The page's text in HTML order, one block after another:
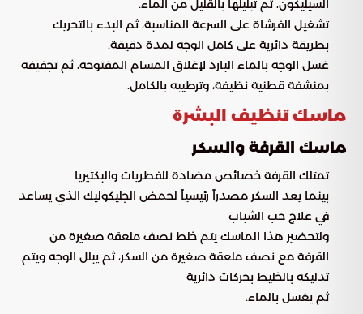
السيليكون، ثم تبليلها بالقليل من الماء.
تشغيل الفرشاة على السرعة المناسبة، ثم البدء بالتحريك
بطريقة دائرية على كامل الوجه لمدة دقيقة.
غسل الوجه بالماء البارد لإغلاق المسام المفتوحة، ثم تجفيفه
بمنشفة قطنية نظيفة، وترطيبه بالكامل.
ماسك تنظيف البشرة
ماسك القرفة والسكر
تمتلك القرفة خصائص مضادة للفطريات والبكتيريا
بينما يعد السكر مصدراً رئيسياً لحمض الجليكوليك الذي يساعد
في علاج حب الشباب
ولتحضير هذا الماسك يتم خلط نصف ملعقة صغيرة من
القرفة مع نصف ملعقة صغيرة من السكر، ثم يبلل الوجه ويتم
تدليكه بالخليط بحركات دائرية
ثم يغسل بالماء.